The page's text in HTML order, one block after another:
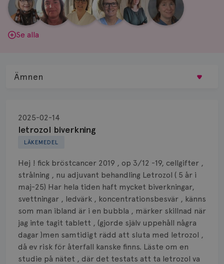
Aina
Johnsson
Anne
Andersson
Fredrika
Killander
Jeanette
Bäcklund
Maria
Edegran
Yvette
Andersson
Se alla
LÄKEMEDEL
letrozol biverkning
2025-02-14
Hej ! fick bröstcancer 2019 , op 3/12 -19, cellgifter ,
strålning , nu adjuvant behandling Letrozol ( 5 år i
maj-25) Har hela tiden haft mycket biverkningar,
svettningar , ledvärk , koncentrationsbesvär , känns
som man ibland är i en bubbla , märker skillnad när
jag inte tagit tablett , (gjorde själv uppehåll några
dagar )men samtidigt rädd att sluta med letrozol ,
då ev risk för återfall kanske finns. Läste om en
studie på nätet , där det testats att ta letrozol va
Ämnen
Biopsi
Biverkningar
Bröstvårta
Knöl
Läkemedel
Typ av bröstcancer
Smärta